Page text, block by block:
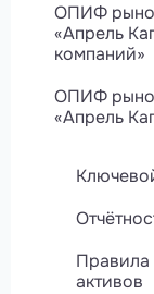
ОПИФ
«Апрель
компаний»
ОПИФ
«Апрель
Правила
активов